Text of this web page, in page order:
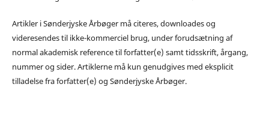
Artikler i Sønderjyske Årbøger må citeres, downloades og
videresendes til ikke-kommerciel brug, under forudsætning af
normal akademisk reference til forfatter(e) samt tidsskrift, årgang,
nummer og sider. Artiklerne må kun genudgives med eksplicit
tilladelse fra forfatter(e) og Sønderjyske Årbøger.